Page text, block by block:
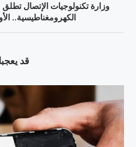
وزارة تكنولوجيات الإتصال
الكهرومغناطيسية..
قد